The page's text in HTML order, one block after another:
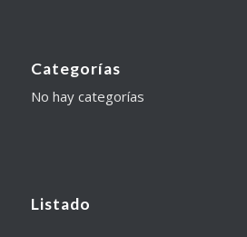
Categorías
No hay categorías
Listado